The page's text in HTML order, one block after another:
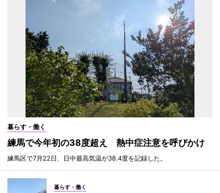
暮らす・働く
練馬で今年初の38度超え 熱中症注意を呼びかけ
練馬区で7月22日、日中最高気温が38.4度を記録した。
暮らす・働く